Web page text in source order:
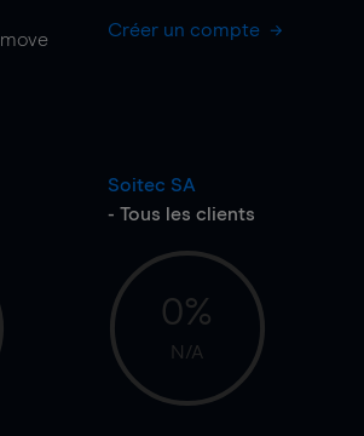
move
Créer un compte
Soitec SA
- Tous les clients
0%
N/A